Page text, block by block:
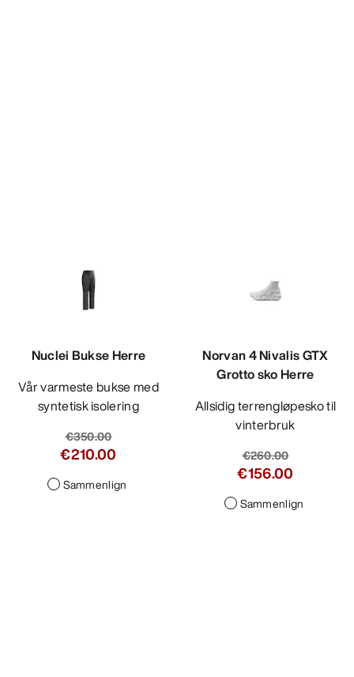
Nuclei Bukse Herre
Vår varmeste bukse med
syntetisk isolering
€350.00
€210.00
Sammenlign
Norvan 4 Nivalis GTX
Grotto sko Herre
Allsidig terrengløpesko til
vinterbruk
€260.00
€156.00
Sammenlign